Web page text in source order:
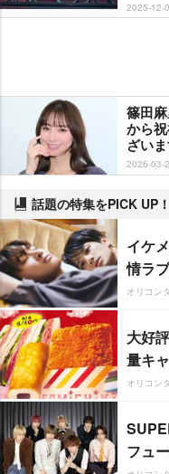
2025-12-
篠田
から
ざいま
2026-03-
話題の特集をPICK UP！
イケ
情ラ
オリコン
大好
量キ
オリコン
フュ